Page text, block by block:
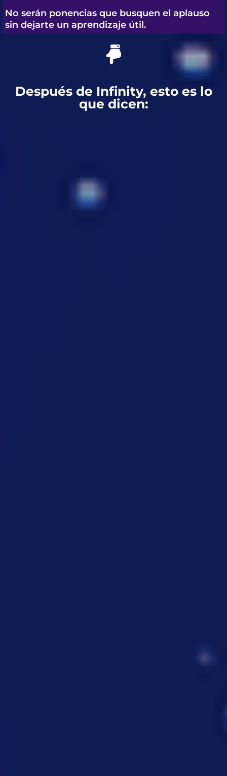
No serán ponencias que busquen el aplauso
sin dejarte un aprendizaje útil.
Después de Infinity, esto es lo
que dicen: